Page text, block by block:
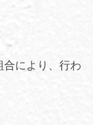
合により、行わ